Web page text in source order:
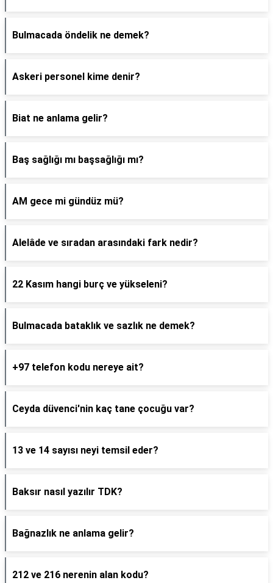
Bulmacada öndelik ne demek?
Askeri personel kime denir?
Biat ne anlama gelir?
Baş sağlığı mı başsağlığı mı?
AM gece mi gündüz mü?
Alelâde ve sıradan arasındaki fark nedir?
22 Kasım hangi burç ve yükseleni?
Bulmacada bataklık ve sazlık ne demek?
+97 telefon kodu nereye ait?
Ceyda düvenci'nin kaç tane çocuğu var?
13 ve 14 sayısı neyi temsil eder?
Baksır nasıl yazılır TDK?
Bağnazlık ne anlama gelir?
212 ve 216 nerenin alan kodu?